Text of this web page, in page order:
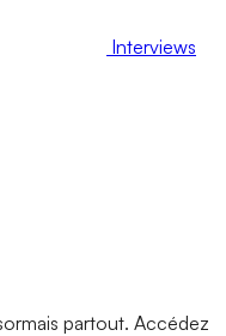
Interviews
partout. Accédez